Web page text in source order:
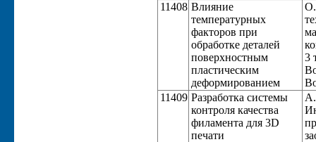
11408 Влияние
температурных
факторов при
обработке деталей
поверхностным
пластическим
деформированием
3
11409 Разработка системы
контроля качества
филамента для 3D
печати